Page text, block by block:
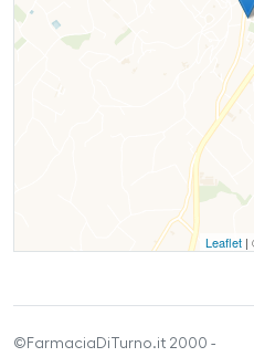
Leaflet |
©FarmaciaDiTurno.it 2000 -